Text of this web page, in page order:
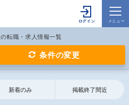
の転職・求人情報一覧
条件の変更
新着のみ 掲載終了間近